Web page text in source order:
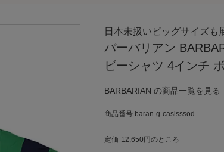
日本未扱いビッグサイズも
バーバリアン
ビーシャツ 4インチ
BARBARIAN の商品一覧を見る
商品番号 baran-g-caslsssod
定価 12,650 のところ